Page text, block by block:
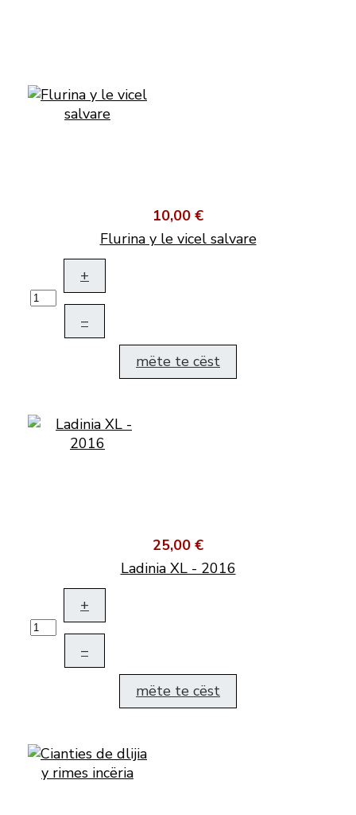
10,00 €
Flurina y le vicel salvare
+
–
mëte te cëst
25,00 €
Ladinia XL - 2016
+
–
mëte te cëst